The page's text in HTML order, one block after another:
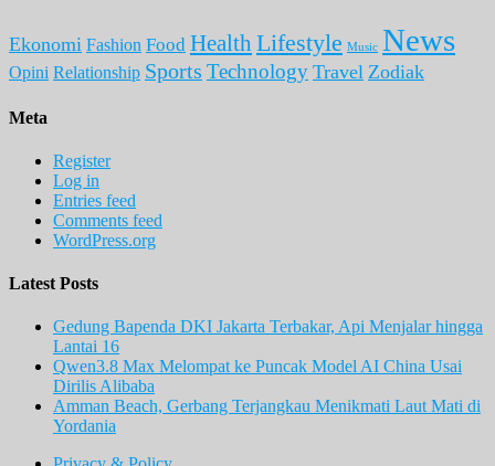
Ekonomi Fashion Food Health Lifestyle Music News
Opini Relationship Sports Technology Travel Zodiak
Meta
Register
Log in
Entries feed
Comments feed
WordPress.org
Latest Posts
Gedung Bapenda DKI Jakarta Terbakar, Api Menjalar hingga
Lantai 16
Qwen3.8 Max Melompat ke Puncak Model AI China Usai
Dirilis Alibaba
Amman Beach, Gerbang Terjangkau Menikmati Laut Mati di
Yordania